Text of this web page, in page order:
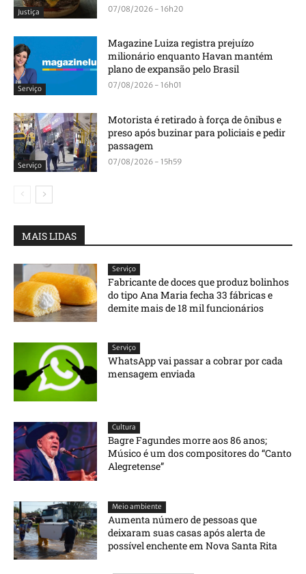
Justiça 07/08/2026 - 16h20
Serviço
Magazine Luiza registra prejuízo
milionário enquanto Havan mantém
plano de expansão pelo Brasil
07/08/2026 - 16h01
Serviço
Motorista é retirado à força de ônibus e
preso após buzinar para policiais e pedir
passagem
07/08/2026 - 15h59
MAIS LIDAS
Serviço
Fabricante de doces que produz bolinhos
do tipo Ana Maria fecha 33 fábricas e
demite mais de 18 mil funcionários
Serviço
WhatsApp vai passar a cobrar por cada
mensagem enviada
Cultura
Bagre Fagundes morre aos 86 anos;
Músico é um dos compositores do “Canto
Alegretense”
Meio ambiente
Aumenta número de pessoas que
deixaram suas casas após alerta de
possível enchente em Nova Santa Rita